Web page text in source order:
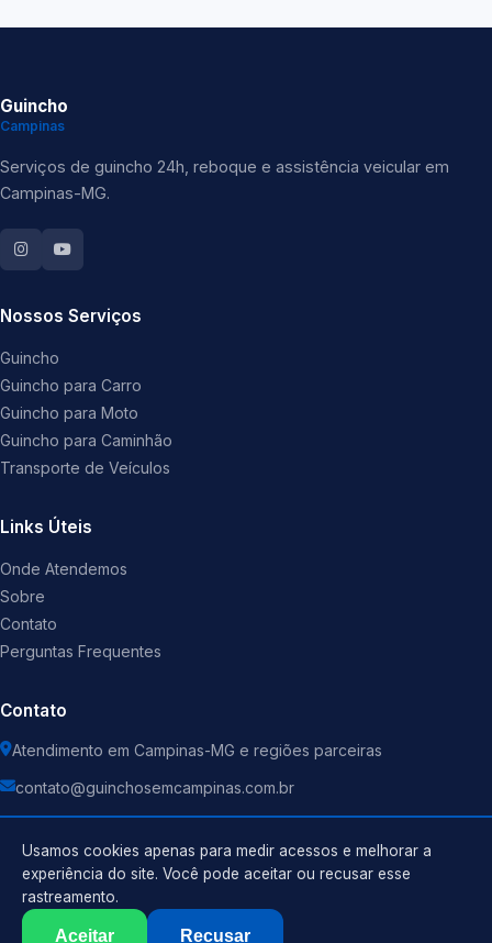
Guincho
Campinas
Serviços de guincho 24h, reboque e assistência veicular em
Campinas-MG.
Nossos Serviços
Guincho
Guincho para Carro
Guincho para Moto
Guincho para Caminhão
Transporte de Veículos
Links Úteis
Onde Atendemos
Sobre
Contato
Perguntas Frequentes
Contato
Atendimento em Campinas-MG e regiões parceiras
contato@guinchosemcampinas.com.br
Guincho . Todos os direitos reservados.
Usamos cookies apenas para medir acessos e melhorar a
experiência do site. Você pode aceitar ou recusar esse
rastreamento.
Aceitar Recusar